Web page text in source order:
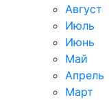
Август
Июль
Июнь
Май
Апрель
Март